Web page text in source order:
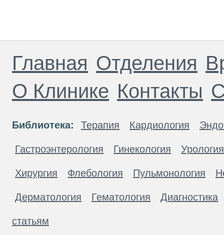
Главная Отделения
О Клинике Контакты
Библиотека: Терапия Кардиология
Гастроэнтерология Гинекология Урология
Хирургия Флебология Пульмонология
Дерматология Гематология Диагностика
статьям